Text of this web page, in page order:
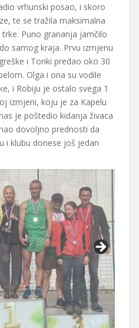
vrhunski posao, i skoro
te se tražila maksimalna
Puno grananja jamčilo
samog kraja. Prvu izmjenu
i Tonki predao oko 30
Olga i ona su vodile
i Robiju je ostalo svega 1
izmjeni, koju je za Kapelu
je poštedio kidanja živaca
dovoljno prednosti da
i klubu donese još jedan